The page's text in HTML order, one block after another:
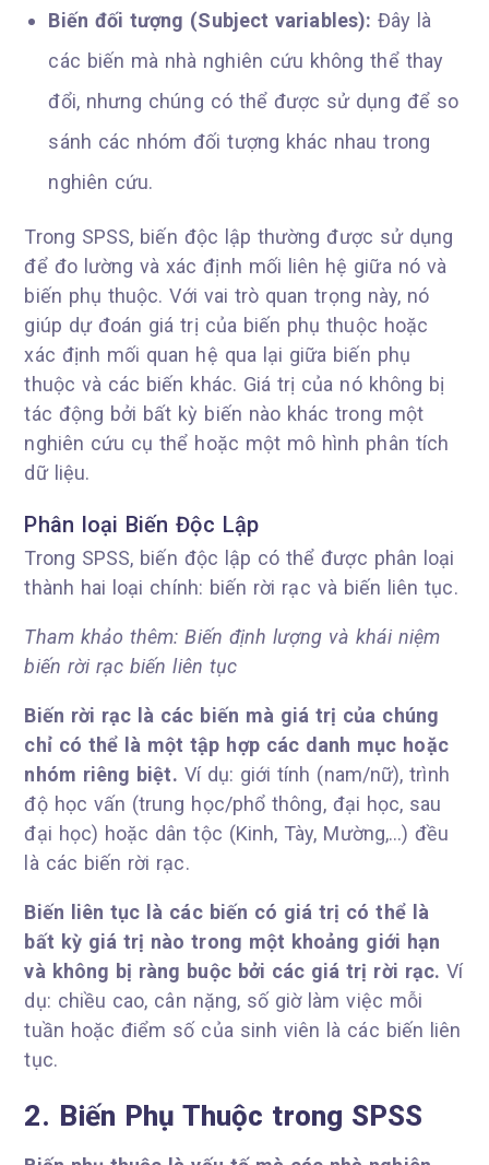
Biến đối tượng (Subject variables): Đây là
các biến mà nhà nghiên cứu không thể thay
đổi, nhưng chúng có thể được sử dụng để so
sánh các nhóm đối tượng khác nhau trong
nghiên cứu.
Trong SPSS, biến độc lập thường được sử dụng
để đo lường và xác định mối liên hệ giữa nó và
biến phụ thuộc. Với vai trò quan trọng này, nó
giúp dự đoán giá trị của biến phụ thuộc hoặc
xác định mối quan hệ qua lại giữa biến phụ
thuộc và các biến khác. Giá trị của nó không bị
tác động bởi bất kỳ biến nào khác trong một
nghiên cứu cụ thể hoặc một mô hình phân tích
dữ liệu.
Phân loại Biến Độc Lập
Trong SPSS, biến độc lập có thể được phân loại
thành hai loại chính: biến rời rạc và biến liên tục.
Tham khảo thêm: Biến định lượng và khái niệm
biến rời rạc biến liên tục
Biến rời rạc là các biến mà giá trị của chúng
chỉ có thể là một tập hợp các danh mục hoặc
nhóm riêng biệt. Ví dụ: giới tính (nam/nữ), trình
độ học vấn (trung học/phổ thông, đại học, sau
đại học) hoặc dân tộc (Kinh, Tày, Mường,…) đều
là các biến rời rạc.
Biến liên tục là các biến có giá trị có thể là
bất kỳ giá trị nào trong một khoảng giới hạn
và không bị ràng buộc bởi các giá trị rời rạc. Ví
dụ: chiều cao, cân nặng, số giờ làm việc mỗi
tuần hoặc điểm số của sinh viên là các biến liên
tục.
2. Biến Phụ Thuộc trong SPSS